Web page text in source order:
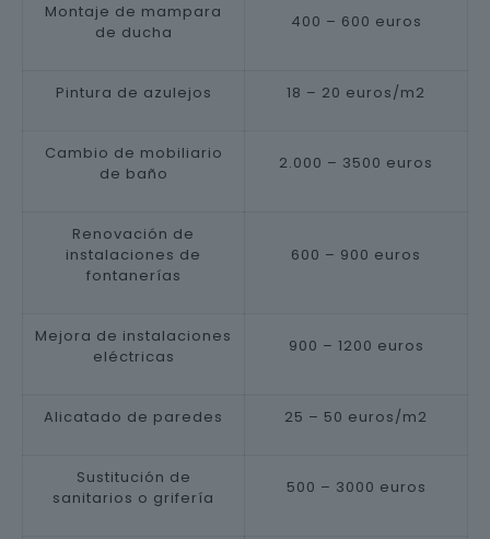
Montaje de mampara
de ducha
400 – 600 euros
Pintura de azulejos 18 – 20 euros/m2
Cambio de mobiliario
de baño
2.000 – 3500 euros
Renovación de
instalaciones de
fontanerías
600 – 900 euros
Mejora de instalaciones
eléctricas
900 – 1200 euros
Alicatado de paredes 25 – 50 euros/m2
Sustitución de
sanitarios o grifería
500 – 3000 euros